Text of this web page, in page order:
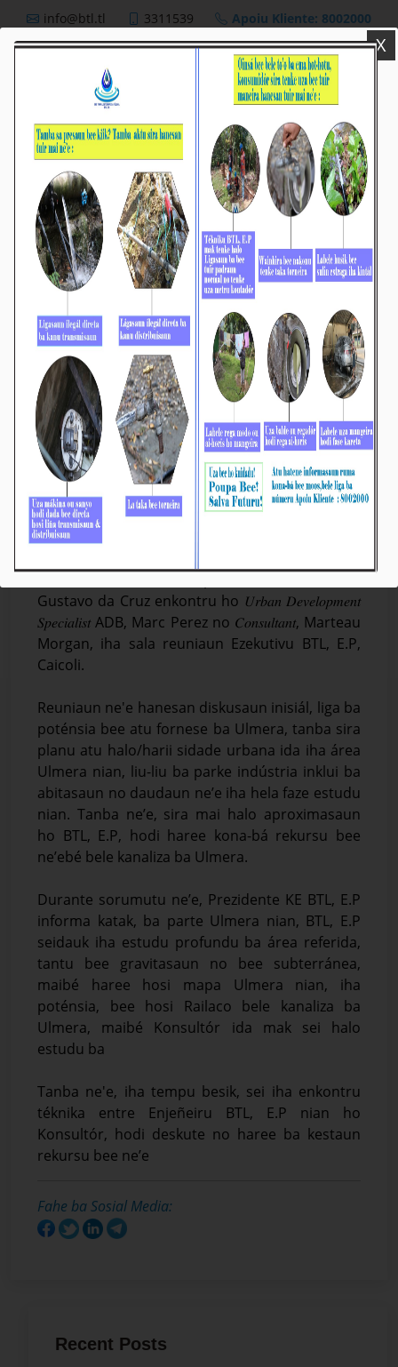
info@btl.tl 3311539 Apoiu Kliente: 8002000
Prezidente KE BTL, E.P Enkontru ADB no
Konsultór kona-bá Poténsia Rekursu Bee Atu
Kanaliza ba Ulmera
Média_BTL, E.P
(KE) Bee Timor-Leste, Empreza Públika (BTL, E.P),
Gustavo da Cruz enkontru ho 𝑈𝑟𝑏𝑎𝑛 𝐷𝑒𝑣𝑒𝑙𝑜𝑝𝑚𝑒𝑛𝑡
𝑆𝑝𝑒𝑐𝑖𝑎𝑙𝑖𝑠𝑡 ADB, Marc Perez no 𝐶𝑜𝑛𝑠𝑢𝑙𝑡𝑎𝑛𝑡, Marteau
Morgan, iha sala reuniaun Ezekutivu BTL, E.P,
Caicoli.
Reuniaun ne'e hanesan diskusaun inisiál, liga ba
poténsia bee atu fornese ba Ulmera, tanba sira
planu atu halo/harii sidade urbana ida iha área
Ulmera nian, liu-liu ba parke indústria inklui ba
abitasaun no daudaun ne’e iha hela faze estudu
nian. Tanba ne’e, sira mai halo aproximasaun
ho BTL, E.P, hodi haree kona-bá rekursu bee
ne’ebé bele kanaliza ba Ulmera.
Durante sorumutu ne’e, Prezidente KE BTL, E.P
informa katak, ba parte Ulmera nian, BTL, E.P
seidauk iha estudu profundu ba área referida,
tantu bee gravitasaun no bee subterránea,
maibé haree hosi mapa Ulmera nian, iha
poténsia, bee hosi Railaco bele kanaliza ba
Ulmera, maibé Konsultór ida mak sei halo
estudu ba
Tanba ne'e, iha tempu besik, sei iha enkontru
téknika entre Enjeñeiru BTL, E.P nian ho
Konsultór, hodi deskute no haree ba kestaun
rekursu bee ne’e
Fahe ba Sosial Media:
Recent Posts
X